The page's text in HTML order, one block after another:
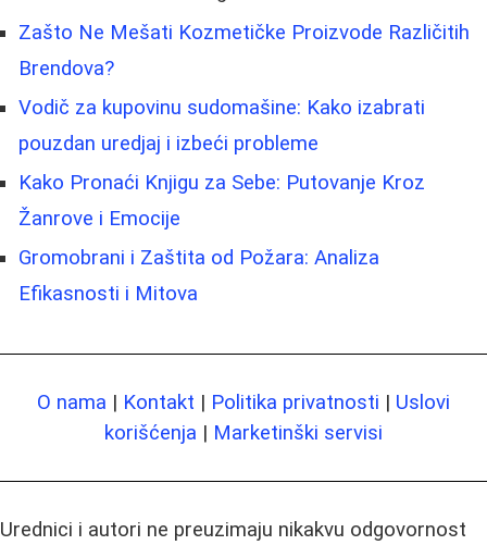
Zašto Ne Mešati Kozmetičke Proizvode Različitih
Brendova?
Vodič za kupovinu sudomašine: Kako izabrati
pouzdan uredjaj i izbeći probleme
Kako Pronaći Knjigu za Sebe: Putovanje Kroz
Žanrove i Emocije
Gromobrani i Zaštita od Požara: Analiza
Efikasnosti i Mitova
O nama | Kontakt | Politika privatnosti | Uslovi
korišćenja | Marketinški servisi
Urednici i autori ne preuzimaju nikakvu odgovornost